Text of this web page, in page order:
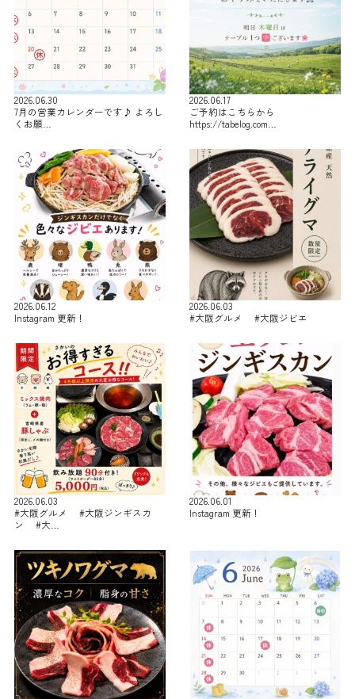
2026.06.30
7月の営業カレンダーです♪ よろし
くお願…
2026.06.17
ご予約はこちらから
https://tabelog.com…
2026.06.12
Instagram 更新！
2026.06.03
#大阪グルメ #大阪ジビエ
2026.06.03
#大阪グルメ #大阪ジンギスカ
ン #大…
2026.06.01
Instagram 更新！